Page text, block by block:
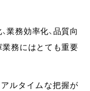
業務効率化、品質向
業務にはとても重要
ルタイムな把握が